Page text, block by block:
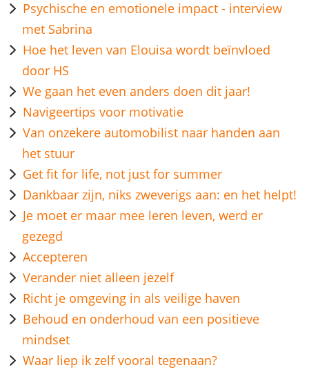
Psychische en emotionele impact - interview
met Sabrina
Hoe het leven van Elouisa wordt beïnvloed
door HS
We gaan het even anders doen dit jaar!
Navigeertips voor motivatie
Van onzekere automobilist naar handen aan
het stuur
Get fit for life, not just for summer
Dankbaar zijn, niks zweverigs aan: en het helpt!
Je moet er maar mee leren leven, werd er
gezegd
Accepteren
Verander niet alleen jezelf
Richt je omgeving in als veilige haven
Behoud en onderhoud van een positieve
mindset
Waar liep ik zelf vooral tegenaan?